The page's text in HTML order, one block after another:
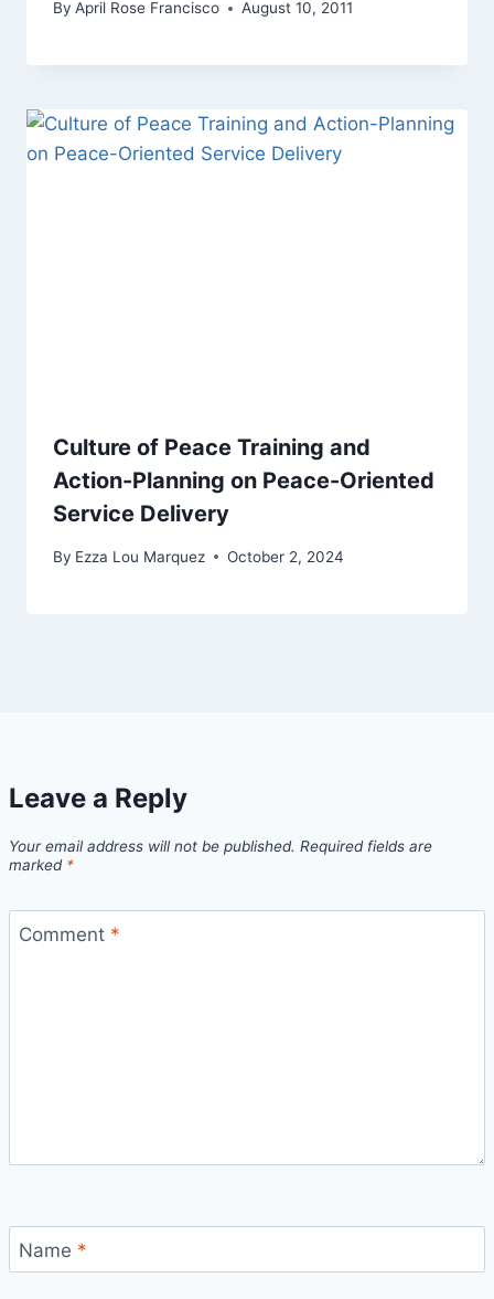
By April Rose Francisco August 10, 2011
Culture of Peace Training and
Action-Planning on Peace-Oriented
Service Delivery
By Ezza Lou Marquez October 2, 2024
Leave a Reply
Your email address will not be published. Required fields are
marked *
Comment *
Name *